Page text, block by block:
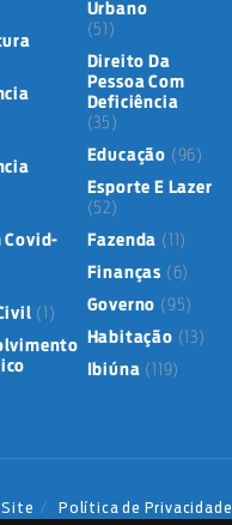
Covid-
(1)
Urbano
(51)
Direito Da
Pessoa Com
Deficiência
(35)
Educação (96)
Esporte E Lazer
(52)
Fazenda (11)
Finanças (6)
Governo (95)
Habitação (13)
Ibiúna (119)
Site Política de Privacidade